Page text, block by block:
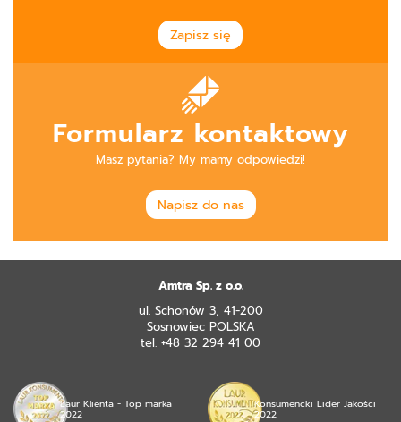
Zapisz się
Formularz kontaktowy
Masz pytania? My mamy odpowiedzi!
Napisz do nas
Amtra Sp. z o.o.
ul. Schonów 3, 41-200
Sosnowiec POLSKA
tel. +48 32 294 41 00
Laur Klienta - Top marka
2022
Konsumencki Lider Jakości
2022